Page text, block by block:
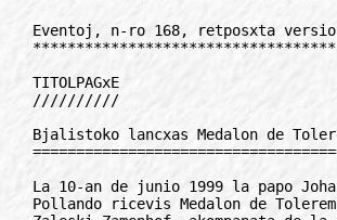
Eventoj, n-ro 168, retposxta versio
***********************************

TITOLPAGxE
//////////

Bjalistoko lancxas Medalon de Toleremo
======================================

La 10-an de junio 1999 la papo Johano Pauxlo la II-a dum sia vizito al
Pollando ricevis Medalon de Toleremo, kiun enmanigis d-ro Ludoviko K.
Zaleski-Zamenhof, akompanata de la prezidantino de Fondumo Zamenhof en
Bjalistoko, prof. Hanna Konopka.

Medalo de Toleremo estis aljugxita al la papo la 14-an de aprilo 1999 far
kapitulo, kiun krom la reprezentantoj de la Fondumo konsistigas ankaux
elstaraj personoj de Bjalistoka socio, i.a. la cxefepiskopo Stanislaw
Szymecki.

La ideo pri la medalo fruktis el longjaraj konversacioj kun d-ro L.K.
Zaleski-Zamenhof, surbaze de kiu mi verkas biografian libron pri li. Gxia
pola versio baldaux estos preta. La personaj vivspertoj de mia
interparolanto igis lin konsideri la toleremon fundamenta valoro de
interhomaj rilatoj. Fondumo Zamenhof en Bjalistoko, same pro la patrono,
kiel pro la loko sxajnis kompetenta organo por lancxi Medalon de Toleremo.
Efektive danke al impetaj klopodoj de prof. Hanna Konopka, kiu ekde du
jaroj estras la Fondumon Zamenhof, la ideo trovis gxeneralan apogon en
Bjalistoko. La lokaj instancoj ne avaris monrimedojn por tiu nobla celo. La
taskon krei gxian artan formon ricevis vivanta en Bjalistoko bulgaro,
Dimitar Grozdev. Averse videblas planto inter du manoj kaj la vorto
"toleremo" en esperanta kaj en la pola lingvoj. Reverse trovigxas portreto
de Zamenhof kaj Branicki-palaco, barokperlo, nomata ofte Versajlo de
Podlahio.

D-ro Zaleski-Zamenhof difinas la toleremon kiel respekton al iu ajn alieco,
i.a. rasa, nacia, kultura, lingva, seksa, religia. Tion cxi ankaux entenas
esperantismo laux la koncepto de Ludoviko Zamenhof.

Kial la unua distingito estas la papo? D-ro Zaleski-Zamenhof deklaris, ke
dum la pontifikato de Johano Pauxlo la IIa la katolika eklezio igxis pli
tolerema ol iam ajn, kion konfirmas liaj ekumenismaj streboj kaj nova
rilato al aliaj religioj, inkluzive lia forta kondamno de rasismo kaj
antisemitismo. Krome Johano Pauxlo la IIa estas unusola en la mondo
sxtatestro, kiu publike uzas Esperanton almenaux dum cxiujaraj Kristnasko-
kaj Pasko-benoj. Li aprobis liturgiajn tekstojn en Esperanto nkluzive kun
la Zamenhofa Pregxo sub la verda standardo.

La ideo pri honorigo de Johano Pauxlo la IIa per la unua Medalo de Toleremo
ne estis publike diskutata, cxar la cxefa problemo estis akiri la konsenton
de la papo akcepti gxin kaj due fiksi daton kaj manieron de la enmanigo.
Finfine venis la informo, ke la papo pretas akcepti la medalon dum la
ekumena diservo en Drohiczyn. Gxi estas grava historia urbeto, situanta en
Podlahio, do la regiono, kies cxefurbo estas Bjalistoko.

Efektive la enmanigo de la Medalo de Toleremo al la papo okazis la 10-an de
junio 1999. La solenajxo estis transmisiita televide por tuta Pollando. Oni
povis vidi tute klare d-ron Zaleski-Zamenhof, alparolanta la papon kune kun
prof. Konopka.

Reveninte al Varsovio d-ro Zaleski-Zamenhof raportis: "Mi diris al Johano
Pauxlo la IIa, ke mi estis kortusxita, kiam li kaj hierarkoj de diversaj
eklezioj ripetis konkorde, ke la homoj estas filoj de la sama Dio. Similaj
vortoj kronigas la poemon de ia avo La pregxo sub la verda standardo. Ili
sonas en Esperanto jene: Kristanoj, hebreoj kaj mahometanoj ni cxiuj de Di'
estas filoj. Gxuste el tiuj cxi vortoj naskigxis la ideo de la Medalo de
Toleremo, kiun mi havas honoron enmanigi al Via Sankteco nome de Fondumo
Zamenhof kaj la instancoj de Podlahio kaj Bjalistoko proia nobla kontribuo
al ekumenismaj celoj, kiuj estis tre proksimaj al la koro de la kreinto de
Esperanto. Ekumenismo signifas toleremon por aliaj religioj. La toleremo en
pli vasta senco estas respekto al alieco filozofia, etna, lingva k.a. La
papo auxskultis miajn vortojn kun rimarkinda simpatio. Ho, Esperanto,
Esperanto! - li reagis lauxtvocxe - Ni kuragxu transpasxi la sojlon de
l'espero!"

Jam antaux la enmanigo al la papo la Medalon de Toleromo rekonis la lokaj
instancoj, kiel celtrafa iniciato. La Bjalistoka socio akceptis gxin kiel
"la sia", gxi premisas ne nur pli grandan, sed ankaux pli pozitivan rilaton
de multaj personoj al Esperanto. La sukcesa enmanigo de la medalo al la
papo atribuas al gxi jam cxe la komenco altrangan valoron. Kiu sekvos la
papon? Jen la demando, kiu jam nun ekscitigas bjalistokanojn.

Roman Dobrzynski
Rdobrzynski@forigu.zigzag.pl

***************************************************************************

            La IJK-urbo en Hungario estas sxangxita!
         Anstatau Zanka IJK okazis en la urbo Veszprem!
             Detalojn vidu en la rubriko "ARANGxOJ"

***************************************************************************

FAKA APLIKADO
/////////////

4 novaj komputilaj programoj
============================

Antauxnelonge aperis 4 novaj komputilaj programoj por Vindozo en Esperanto:

1. Ekranprotektilo "Birdoj" (32-bita versio) - La jena programo protektas
   la ekranon de via komputilo kontraux enbruligo! Kiel distron, gxi
   auxdigas birdo-sonojn, samtempe montrante la birdonomojn.

2. "Financoj" - Kalkulu superrigardeble viajn en- kaj el-spezojn en cxiu
   monato.

3. "Parolanta horlogxo" - Nevidebla, sed auxdebla! Cxiuhore homa vocxo
   anoncas la gxustan horon Esperantlingve!

4. "Son-memoro" - Trejnu vian memoron ne per bildoj, sed per sonoj! Sur
   la ekrano aperas butonaro. Alklako de butono auxdigas besto-sonon. La
   celo de la ludo estas forigi cxiujn butonojn per lauxeble malplej
   provoj! (Sinsekva alklako de 2 samsonaj butonoj forigas ilin.)

   Kun freneza varianto: Cxe alklako de du malsame sonantaj butonoj, ili
   intersxangxigxos...!!!

Tiuj cxi programoj estas mendeblaj kontraux 3 euxroj + sk nur cxe la
libroservo de

Flandra Esperanto-Ligo, FEL
Frankrijklei 140, BE-2000 Antwerpen, Belgio

Rim: Mendeblas ankaux rete cxe retbutiko@forigu.fel.agoranet.be0 aux cxe la
retbutiko http://esperanto.agoranet.be/retbutiko

el ret-info

***************************************************************************

Malpli da akcidentoj pere de Esperanto?
=======================================

En 1951 la Internacia Civil-Aviada Organizo, ICAO rekomendis (ne devigis)
la universalan uzon de la angla, gxis kiam gxi povos plibonigi la
rekomendon. Pro la malfacileco de la lingvo, multaj pilotoj kaj
aertrafikregistoj ne suficxe kapablas paroli angle. El diversaj fontoj mi
jam rikoltis liston de pli ol 15 mortigaj akcidentoj kun centoj da
mortintoj, kiuj pli-malpli certe estis kauxzitaj pro lingvaj kialoj.

Probable estas multoble pli da preskaux-akcidentoj, cxefe en la ne-
angleparolantaj landoj. Tiaj fusxoj malofte aperas en dokumentoj aux
jxurnaloj. Estus granda helpo por mia estonta batalo kontraux la angla se
oni de tempo al tempo intervjuus aviadulojn. Kion ili pensas pri la angla
en aviado? Cxu ili mem spertis problemojn pro komunikaj misajxoj? Cxiu
citajxo devas enhavi la nomon de la intervjuito, la daton, la lokon, kaj la
nomon de la intervjuinto.

Helpemuloj skribu al:

Kent Jones,
5048 N. Marine, D6 Chicago
IL 60640 Chicago, USA.
rete: kentjones9@forigu.aol.com

***************************************************************************

20-a SUS
========

En la pola urbo Bydgoszcz, okazis ekde la 1-a gxis la 9-a de majo 1999 la
20-a Sanmarineca Universitata Studsesio, organizita de internacia asocio
Monda Turismo, Akademio Internacia de la Sciencoj de San Marino, Internacia
studumo pri Turismo kaj Kulturo, ktp., uzante kiel laborlingvon Esperanton,
kun grandega sukceso kaj de arangxoj kaj de partoprenantoj, kun cxeesto de
pli ol 150 studentoj kaj profesoroj el 15 landoj.

La temoj de la prelegoj kaj klerigaj prezentadoj estis tre variaj, faritaj
de elstaraj fakuloj de diversaj landoj, kiel ekzemple kurso pri logiko,
transnacieco en la scienco, socio kaj personeco, lingvo-orientiga
instruado, kiel uzi interreton, ktp. - entute 21 prelegoj.

Krom la kleriga programo okazis cxiutage artaj kaj distraj programeroj.
Okazis ankaux Estrarkunsido de Monda Turismo, Senatkunsido de AIS,
doktorigaj, magistrigaj ekzamenoj, kunsido de la Scienca Konsilio de ISTK.

En la esperantista medio nuntempa ne facile eblas havi tiel ricxan aron da
altnivelaj prezentadoj kaj kunigon de tiel elstaraj profesoroj.

Augusto Casquero
a-casquero@forigu.redestb.es

***************************************************************************

Euxtanazio hodiaux
==================

Monda Federacio de Kuracistoj por la Respekto de la Homa Vivo (MFKRHV)
eldonis 15-pagxan brosxuron en Esperanto, temas pri komuniko de Prof.
Michel Schooyans. Tio estas jam la 3-a dokumento de tiu asocio en nia
lingvo. MFKRHV arigas cxirkaux 350.000 anojn en pli ol 70 landoj kaj gxia
gxenerala sekretario, D-ro Philippe Shepens, estas tre favora al Esperanto,
kiun li suficxe bone legas.

Cxu tiu monda federacio de kuracistoj pli kaj pli interesigxos pri
Esperanto? Tio dependas nur de la Esperantistoj mem, kiuj, lauxokaze, devus
aktive kunlabori. Esperantistaj kuracistoj kontaktu:

D-ro Philippe Schepens
gxenerala sekretario de MFKRHV
Sarruyslaan 76, BE-8400 Oostende, Belgio
Rete: philippe.schepens@forigu.ping.be

***************************************************************************

SUBTEKSTE
=========

Jxus aperis la eldonajxo "Subtekste", paroligaj kaj perfektigaj ekzercoj
farita de Paul Gubbins. "Subtekste" konsistas el 70 da elektitaj tekstoj
cxerpitaj el la lastaj jarkolektoj de Monato.

Kolekto de fakaj tekstoj
------------------------

La temoj traktitaj estas bestoj, historio, humuro, medio, politiko,
tekniko, ktp. Cxiujn tekstojn akompanas demandoj pri la vortoj uzitaj kaj
pri la gramatikaj problemoj renkontitaj en ili. La tuto do estas perfekta
materialo por Esperanto-kursoj en kiu la instruisto volas cxefe atenti pri
la hodiauxa cxiutaga Esperanto.

"Subtekste", kun placxa tutkolora kovrilo, estas vendata en plasta protekta
ujo. Provizore la verko estas acxetebla nur cxe FEL, se